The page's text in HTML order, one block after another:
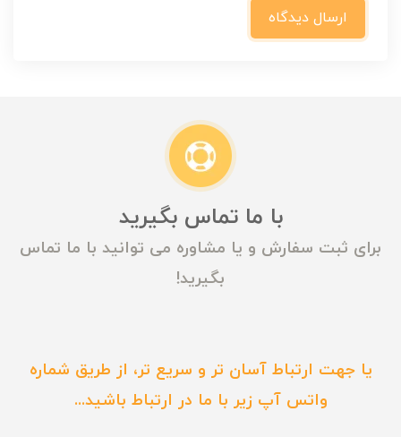
ارسال دیدگاه
با ما تماس بگیرید
برای ثبت سفارش و یا مشاوره می توانید با ما تماس
بگیرید!
یا جهت ارتباط آسان تر و سریع تر، از طریق شماره
واتس آپ زیر با ما در ارتباط باشید...